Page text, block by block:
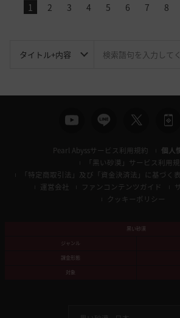
1 2 3 4 5 6 7 8
Pearl Abyssサービス利用規約
個人
「黒い砂漠」サービス利用
「特定商取引法」及び「資金決済法」に基づく
運営会社
ファンコンテンツガイド
クッキーポリシー
黒い砂漠
ジャンル
課金形態
対象